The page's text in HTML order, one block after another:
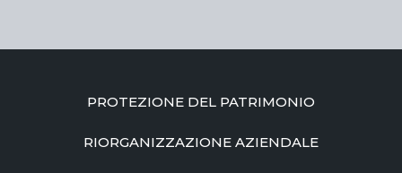
PROTEZIONE DEL PATRIMONIO
RIORGANIZZAZIONE AZIENDALE